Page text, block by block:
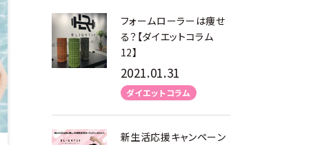
フォームローラーは痩せ
る？【ダイエットコラム
12】
2021.01.31
ダイエットコラム
新生活応援キャンペーン